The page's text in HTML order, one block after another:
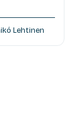
Lehtinen